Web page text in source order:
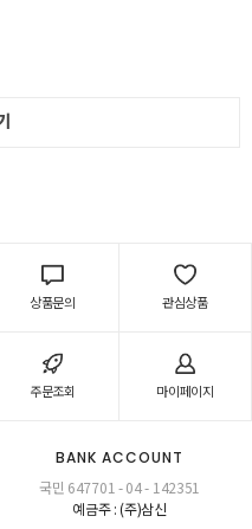
상품문의 관심상품
주문조회 마이페이지
BANK ACCOUNT
국민 647701 - 04 - 142351
예금주 : (주)삼신